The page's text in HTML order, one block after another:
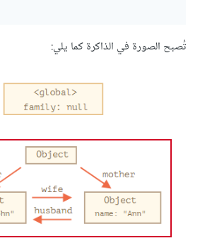
تُصبح الصورة في الذاكرة كما يلي: